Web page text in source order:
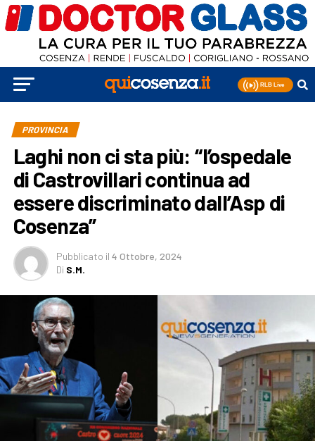
PROVINCIA
Laghi non ci sta più: “l’ospedale
di Castrovillari continua ad
essere discriminato dall’Asp di
Cosenza”
Pubblicato il 4 Ottobre, 2024
Di S.M.